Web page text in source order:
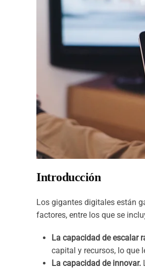
Introducción
Los gigantes digitales están
factores, entre los que se
La capacidad de escalar
capital y recursos, lo que
La capacidad de innovar.